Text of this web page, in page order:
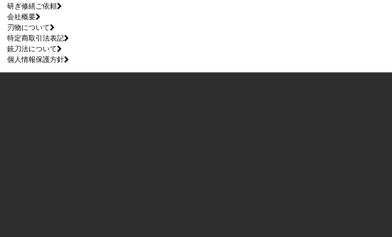
研ぎ修繕ご依頼
会社概要
刃物について
特定商取引法表記
銃刀法について
個人情報保護方針